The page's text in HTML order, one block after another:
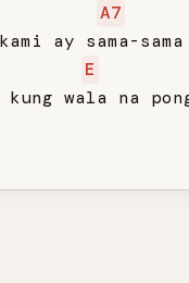
A7
ay sama-sama
E
kung wala na